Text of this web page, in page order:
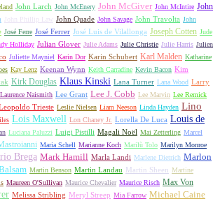
John Larch John McEnery John McGiver John McIntire John
John Phillip Law John Quade John Savage John Travolta John
José Ferre José Ferrer José Luis de Vilallonga Joseph Cotten Jude
Holliday Julian Glover Julie Adams Julie Christie Julie Harris Julien
Juliette Mayniel Karin Dor Karin Schubert Karl Malden Katharine
Kay Lenz Keenan Wynn Keith Carradine Kevin Bacon Kim
Kirk Douglas Klaus Kinski Lana Turner Lana Wood Larry
Laurence Naismith Lee Grant Lee J. Cobb Lee Marvin Lee Remick
Trieste Leslie Nielsen Liam Neeson Linda Hayden Lino
Lois Maxwell Lon Chaney Jr. Lorella De Luca Louis de
Luciana Paluzzi Luigi Pistilli Magali Noël Mai Zetterling Marcel
Maria Schell Marianne Koch Marilù Tolo Marilyn Monroe
Brega Mark Hamill Marla Landi Marlene Dietrich Marlon
Martin Benson Martin Landau Martin Sheen Martine
Maureen O'Sullivan Maurice Chevalier Maurice Risch Max Von
Melissa Stribling Meryl Streep Mia Farrow Michael Caine